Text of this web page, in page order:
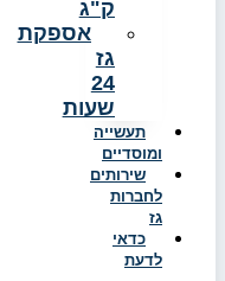
ק"ג
אספקת
גז
24
שעות
תעשייה
ומוסדיים
שירותים
לחברות
גז
כדאי
לדעת